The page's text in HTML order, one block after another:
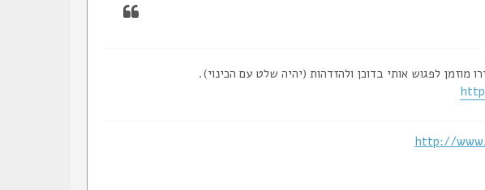
מוזמן לפגוש אותי בדוכן ולהזדהות (יהיה שלט עם הכינוי).
http://